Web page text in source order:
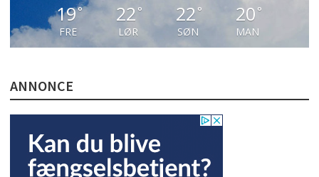
19°
FRE
22 °
LØR
22 °
SØN
20 °
MAN
ANNONCE